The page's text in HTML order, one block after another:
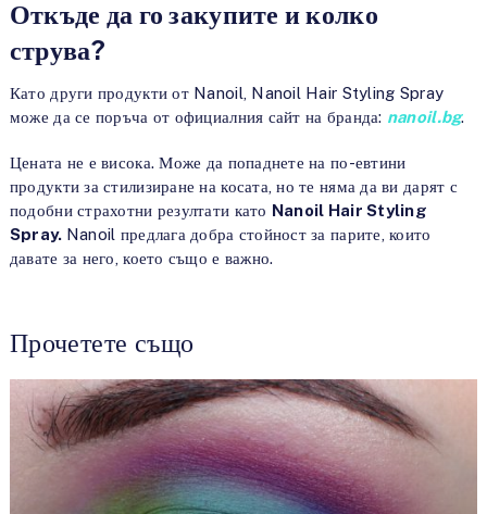
Откъде да го закупите и колко
струва?
Като други продукти от Nanoil, Nanoil Hair Styling Spray
може да се поръча от официалния сайт на бранда: nanoil.bg.
Цената не е висока. Може да попаднете на по-евтини
продукти за стилизиране на косата, но те няма да ви дарят с
подобни страхотни резултати като Nanoil Hair Styling
Spray. Nanoil предлага добра стойност за парите, които
давате за него, което също е важно.
Прочетете също